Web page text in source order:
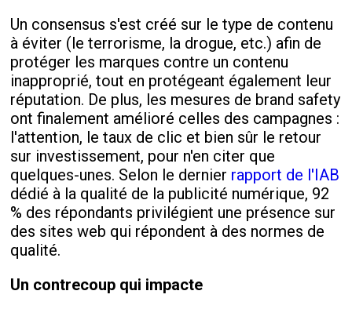
Un consensus s'est créé sur le type de contenu
à éviter (le terrorisme, la drogue, etc.) afin de
protéger les marques contre un contenu
inapproprié, tout en protégeant également leur
réputation. De plus, les mesures de brand safety
ont finalement amélioré celles des campagnes :
l'attention, le taux de clic et bien sûr le retour
sur investissement, pour n'en citer que
quelques-unes. Selon le dernier rapport de l'IAB
dédié à la qualité de la publicité numérique, 92
% des répondants privilégient une présence sur
des sites web qui répondent à des normes de
qualité.
Un contrecoup qui impacte